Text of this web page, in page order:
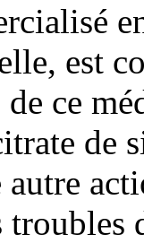
est
ce
de